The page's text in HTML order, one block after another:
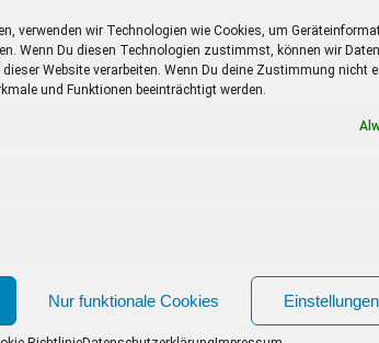
verwenden wir Technologien wie Cookies, um
Wenn Du diesen Technologien zustimmst, können wir
Website verarbeiten. Wenn Du deine Zustimmung nicht
und Funktionen beeinträchtigt werden.
Nur funktionale Cookies
alle Trailer zu Filmstarts in diesem
einer Übersicht der Schauspieler.
keinen Film mehr mit dieser Liste!